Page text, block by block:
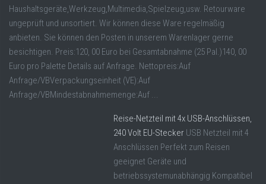
Haushaltsgeräte,Werkzeug,Multimedia,Spielzeug,usw. Retourware
ungeprüft und unsortiert. Wir können diese Ware regelmäßig
anbieten. Sie können den Posten in unserem Warenlager gerne
besichtigen. Preis:120, 00 Euro bei Gesamtabnahme (25 Pal.)140, 00
Euro pro Palette Details auf Anfrage. Nettopreis:Auf
Anfrage/VBVerpackungseinheit (VE):Auf
Anfrage/VBMindestabnahmemenge:Auf ...
Reise-Netzteil mit 4x USB-Anschlüssen,
240 Volt EU-Stecker USB Netzteil mit 4
Anschlüssen Perfekt zum Reisen
geeignet Geräte und
betriebssystemunabhängig Kompatibel